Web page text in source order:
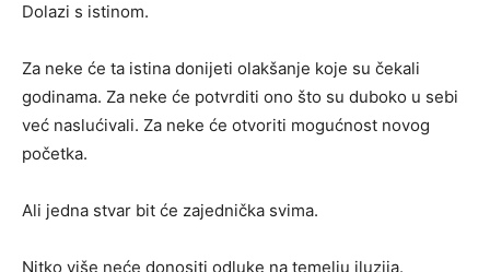
Dolazi s istinom.
Za neke će ta istina donijeti olakšanje koje su čekali
godinama. Za neke će potvrditi ono što su duboko u sebi
već naslućivali. Za neke će otvoriti mogućnost novog
početka.
Ali jedna stvar bit će zajednička svima.
Nitko više neće donositi odluke na temelju iluzija.